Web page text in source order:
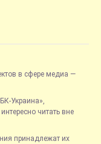
в сфере медиа —
Украина»,
читать вне
принадлежат их